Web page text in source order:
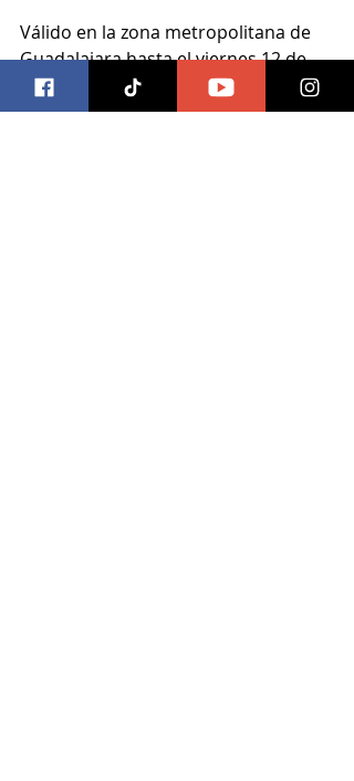
Válido en la zona metropolitana de
Guadalajara hasta el viernes 12 de
enero a las 13:00 horas.